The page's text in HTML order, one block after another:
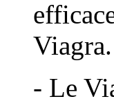
Viagra.
- Le